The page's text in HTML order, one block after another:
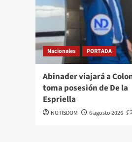
Nacionales PORTADA
Abinader viajará a
toma posesión de De la
Espriella
NOTISDOM 6 agosto 2026